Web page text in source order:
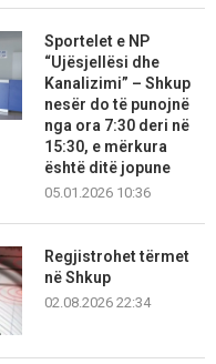
Sportelet e NP
“Ujësjellësi dhe
Kanalizimi” – Shkup
nesër do të punojnë
nga ora 7:30 deri në
15:30, e mërkura
është ditë jopune
05.01.2026 10:36
Regjistrohet tërmet
në Shkup
02.08.2026 22:34